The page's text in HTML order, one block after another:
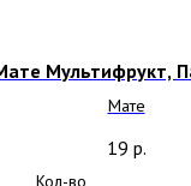
Мультифрукт,
Мате
19 р.
Кол-во